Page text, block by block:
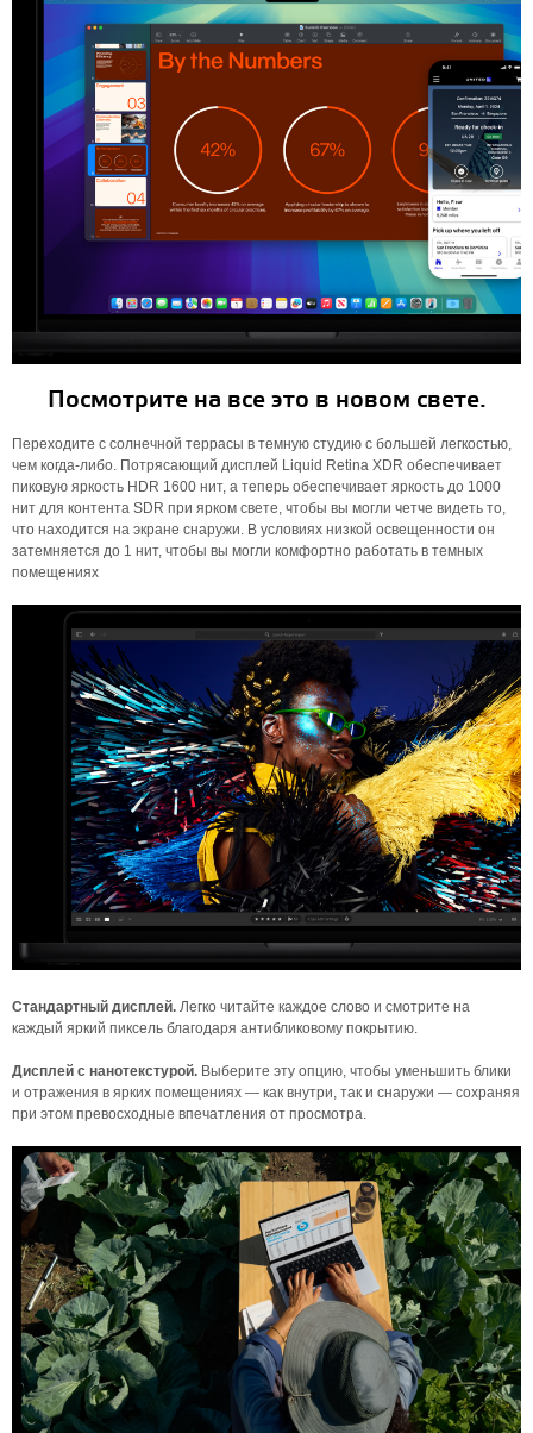
Посмотрите на все это в новом свете.
Переходите с солнечной террасы в темную студию с большей легкостью,
чем когда-либо. Потрясающий дисплей Liquid Retina XDR обеспечивает
пиковую яркость HDR 1600 нит, а теперь обеспечивает яркость до 1000
нит для контента SDR при ярком свете, чтобы вы могли четче видеть то,
что находится на экране снаружи. В условиях низкой освещенности он
затемняется до 1 нит, чтобы вы могли комфортно работать в темных
помещениях
Стандартный дисплей. Легко читайте каждое слово и смотрите на
каждый яркий пиксель благодаря антибликовому покрытию.
Дисплей с нанотекстурой. Выберите эту опцию, чтобы уменьшить блики
и отражения в ярких помещениях — как внутри, так и снаружи — сохраняя
при этом превосходные впечатления от просмотра.